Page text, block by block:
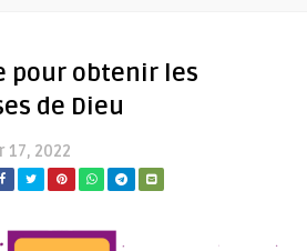
pour obtenir les
de Dieu
17, 2022